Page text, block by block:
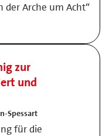
der Arche um Acht“
zur
und
Spessart
für die